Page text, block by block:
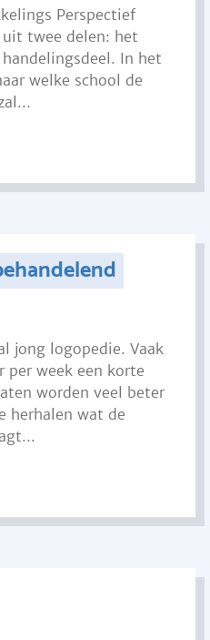
Perspectief
twee delen: het
In het
welke school de
jong logopedie. Vaak
per week een korte
worden veel beter
herhalen wat de